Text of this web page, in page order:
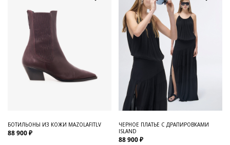
БОТИЛЬОНЫ ИЗ КОЖИ MAZOLAFITLV
88 900 ₽
ЧЕРНОЕ ПЛАТЬЕ С ДРАПИРОВКАМИ
ISLAND
88 900 ₽